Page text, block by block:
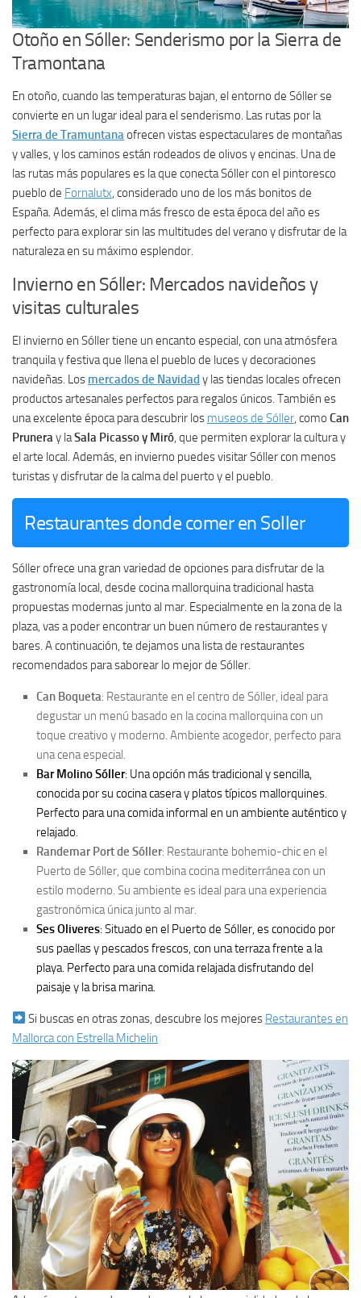
Otoño en Sóller: Senderismo por la Sierra de
Tramontana
En otoño, cuando las temperaturas bajan, el entorno de Sóller se
convierte en un lugar ideal para el senderismo. Las rutas por la
Sierra de Tramuntanaofrecen vistas espectaculares de montañas
y valles, y los caminos están rodeados de olivos y encinas. Una de
las rutas más populares es la que conecta Sóller con el pintoresco
pueblo de Fornalutx, considerado uno de los más bonitos de
España. Además, el clima más fresco de esta época del año es
perfecto para explorar sin las multitudes del verano y disfrutar de la
naturaleza en su máximo esplendor.
Invierno en Sóller: Mercados navideños y
visitas culturales
El invierno en Sóller tiene un encanto especial, con una atmósfera
tranquila y festiva que llena el pueblo de luces y decoraciones
navideñas. Los mercados de Navidad y las tiendas locales ofrecen
productos artesanales perfectos para regalos únicos. También es
una excelente época para descubrir los museos de Sóller, como Can
Pruneray laSala Picasso y Miró, que permiten explorar la cultura y
el arte local. Además, en invierno puedes visitar Sóller con menos
turistas y disfrutar de la calma del puerto y el pueblo.
Restaurantes donde comer en Soller
Sóller ofrece una gran variedad de opciones para disfrutar de la
gastronomía local, desde cocina mallorquina tradicional hasta
propuestas modernas junto al mar. Especialmente en la zona de la
plaza, vas a poder encontrar un buen número de restaurantes y
bares. A continuación, te dejamos una lista de restaurantes
recomendados para saborear lo mejor de Sóller.
Can Boqueta: Restaurante en el centro de Sóller, ideal para
degustar un menú basado en la cocina mallorquina con un
toque creativo y moderno. Ambiente acogedor, perfecto para
una cena especial.
Bar Molino Sóller: Una opción más tradicional y sencilla,
conocida por su cocina casera y platos típicos mallorquines.
Perfecto para una comida informal en un ambiente auténtico y
relajado.
Randemar Port de Sóller: Restaurante bohemio-chic en el
Puerto de Sóller, que combina cocina mediterránea con un
estilo moderno. Su ambiente es ideal para una experiencia
gastronómica única junto al mar.
Ses Oliveres: Situado en el Puerto de Sóller, es conocido por
sus paellas y pescados frescos, con una terraza frente a la
playa. Perfecto para una comida relajada disfrutando del
paisaje y la brisa marina.
Si buscas en otras zonas, descubre los mejores Restaurantes en
Mallorca con Estrella Michelin